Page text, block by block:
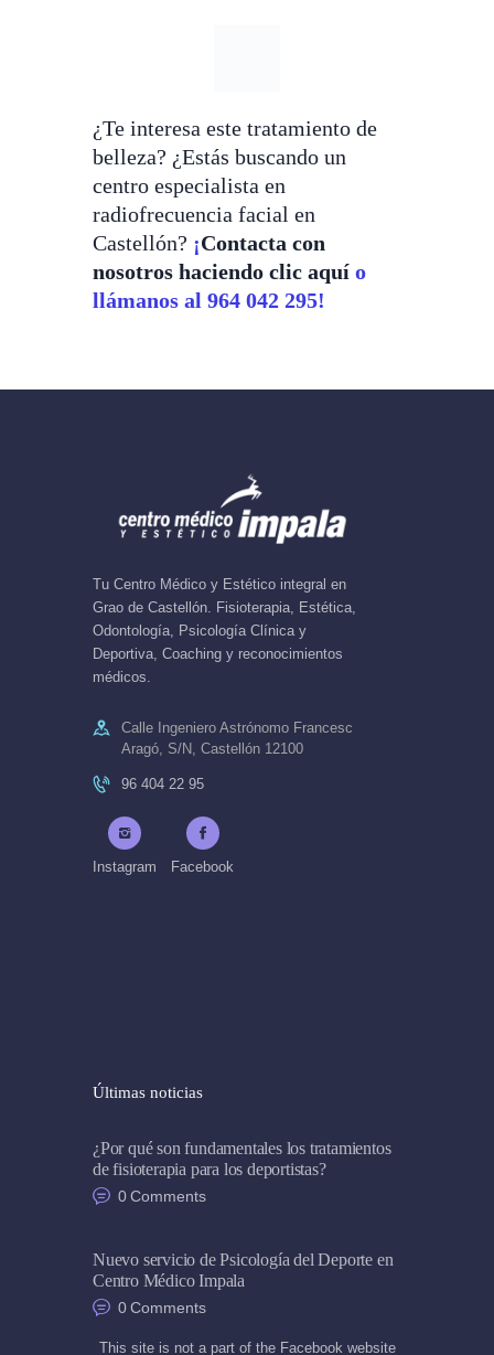
¿Te interesa este tratamiento de
belleza? ¿Estás buscando un
centro especialista en
radiofrecuencia facial en
Castellón? ¡Contacta con
nosotros haciendo clic aquí o
llámanos al 964 042 295!
Tu Centro Médico y Estético integral en
Grao de Castellón. Fisioterapia, Estética,
Odontología, Psicología Clínica y
Deportiva, Coaching y reconocimientos
médicos.
Calle Ingeniero Astrónomo Francesc
Aragó, S/N, Castellón 12100
96 404 22 95
Instagram Facebook
Últimas noticias
¿Por qué son fundamentales los tratamientos
de fisioterapia para los deportistas?
0 Comments
Nuevo servicio de Psicología del Deporte en
Centro Médico Impala
0 Comments
This site is not a part of the Facebook website